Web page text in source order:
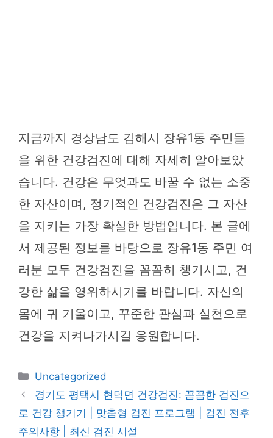
지금까지 경상남도 김해시 장유1동 주민들
을 위한 건강검진에 대해 자세히 알아보았
습니다. 건강은 무엇과도 바꿀 수 없는 소중
한 자산이며, 정기적인 건강검진은 그 자산
을 지키는 가장 확실한 방법입니다. 본 글에
서 제공된 정보를 바탕으로 장유1동 주민 여
러분 모두 건강검진을 꼼꼼히 챙기시고, 건
강한 삶을 영위하시기를 바랍니다. 자신의
몸에 귀 기울이고, 꾸준한 관심과 실천으로
건강을 지켜나가시길 응원합니다.
카
테
고
리
Uncategorized
경기도 평택시 현덕면 건강검진: 꼼꼼한 검진으
로 건강 챙기기 | 맞춤형 검진 프로그램 | 검진 전후
주의사항 | 최신 검진 시설